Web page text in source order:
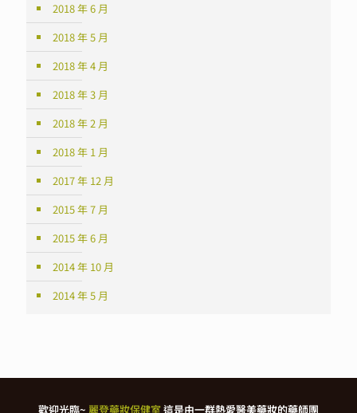
2018 年 6 月
2018 年 5 月
2018 年 4 月
2018 年 3 月
2018 年 2 月
2018 年 1 月
2017 年 12 月
2015 年 7 月
2015 年 6 月
2014 年 10 月
2014 年 5 月
歡迎光臨~ 麗登藥妝保健室這是由一群熱愛醫美藥妝的藥師團